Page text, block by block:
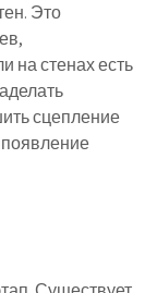
Это
на стенах есть
сцепление